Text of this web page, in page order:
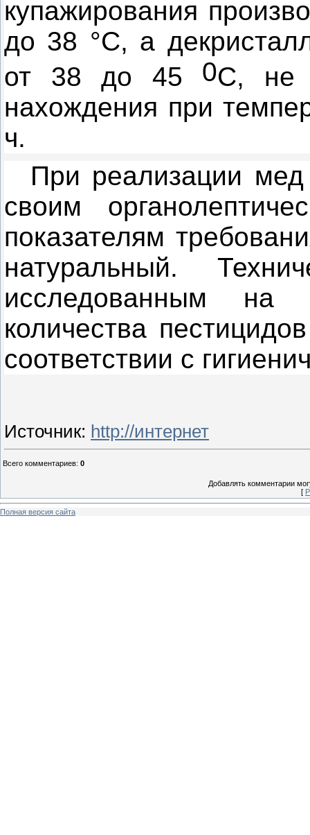
купажирования
до 38 °С, а
от 38 до 45 0С, не
нахождения при
ч.
При реализации мед
своим
показателям
натуральный.
исследованным на
количества
соответ­ствии с
Источник: http://интернет
Всего комментариев: 0
Добавлять комментарии
[
Полная версия сайта